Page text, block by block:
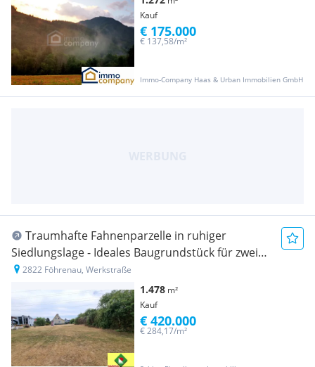
Kauf
Immo-Company Haas & Urban Immobilien GmbH
€ 137,58/m²
€ 175.000
Traumhafte Fahnenparzelle in ruhiger
Siedlungslage - Ideales Baugrundstück für zwei
Familien
2822 Föhrenau, Werkstraße
1.478 m²
Kauf
€ 284,17/m²
€ 420.000